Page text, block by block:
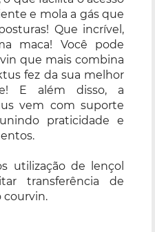
e mola a gás que
Que incrível,
maca! Você pode
que mais combina
fez da sua melhor
E além disso, a
vem com suporte
praticidade e
utilização de lençol
transferência de
courvin.